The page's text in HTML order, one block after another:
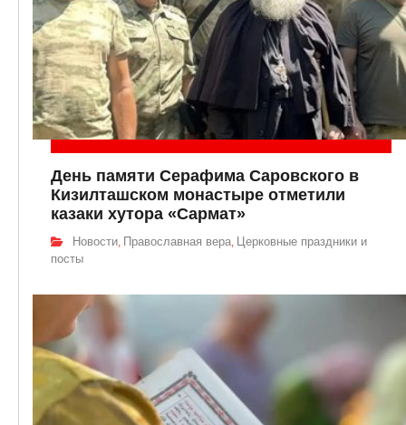
День памяти Серафима Саровского в
Кизилташском монастыре отметили
казаки хутора «Сармат»
Новости, Православная вера, Церковные праздники и
посты